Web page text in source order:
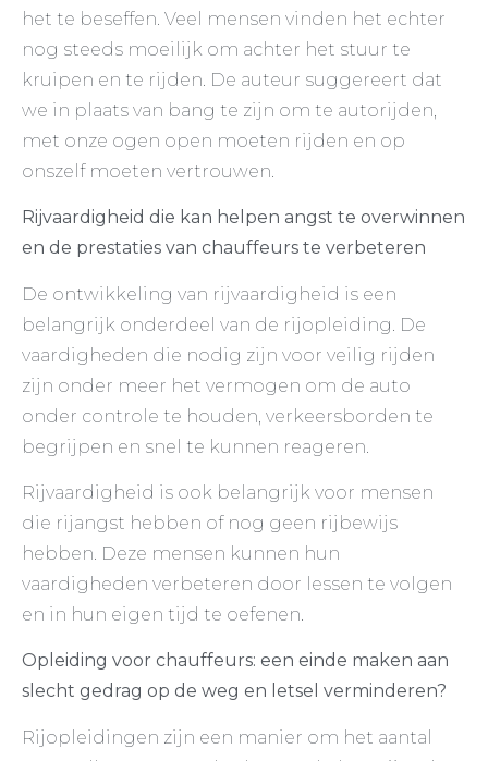
het te beseffen. Veel mensen vinden het echter
nog steeds moeilijk om achter het stuur te
kruipen en te rijden. De auteur suggereert dat
we in plaats van bang te zijn om te autorijden,
met onze ogen open moeten rijden en op
onszelf moeten vertrouwen.
Rijvaardigheid die kan helpen angst te overwinnen
en de prestaties van chauffeurs te verbeteren
De ontwikkeling van rijvaardigheid is een
belangrijk onderdeel van de rijopleiding. De
vaardigheden die nodig zijn voor veilig rijden
zijn onder meer het vermogen om de auto
onder controle te houden, verkeersborden te
begrijpen en snel te kunnen reageren.
Rijvaardigheid is ook belangrijk voor mensen
die rijangst hebben of nog geen rijbewijs
hebben. Deze mensen kunnen hun
vaardigheden verbeteren door lessen te volgen
en in hun eigen tijd te oefenen.
Opleiding voor chauffeurs: een einde maken aan
slecht gedrag op de weg en letsel verminderen?
Rijopleidingen zijn een manier om het aantal